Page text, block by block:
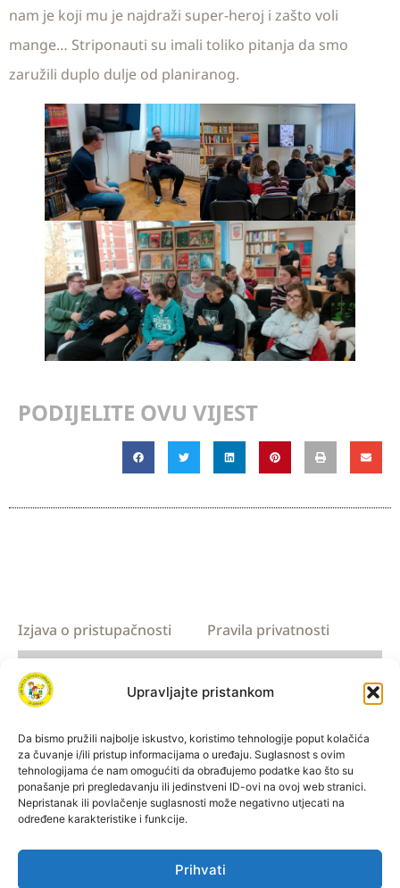
Upravljajte pristankom
Da bismo pružili najbolje iskustvo, koristimo tehnologije poput kolačića
za čuvanje i/ili pristup informacijama o uređaju. Suglasnost s ovim
tehnologijama će nam omogućiti da obrađujemo podatke kao što su
ponašanje pri pregledavanju ili jedinstveni ID-ovi na ovoj web stranici.
Nepristanak ili povlačenje suglasnosti može negativno utjecati na
određene karakteristike i funkcije.
Prihvati
nam je koji mu je najdraži super-heroj i zašto voli
mange… Striponauti su imali toliko pitanja da smo
zaružili duplo dulje od planiranog.
PODIJELITE OVU VIJEST
Izjava o pristupačnosti Pravila privatnosti
Izrada Vizura d.o.o., 2019.​​